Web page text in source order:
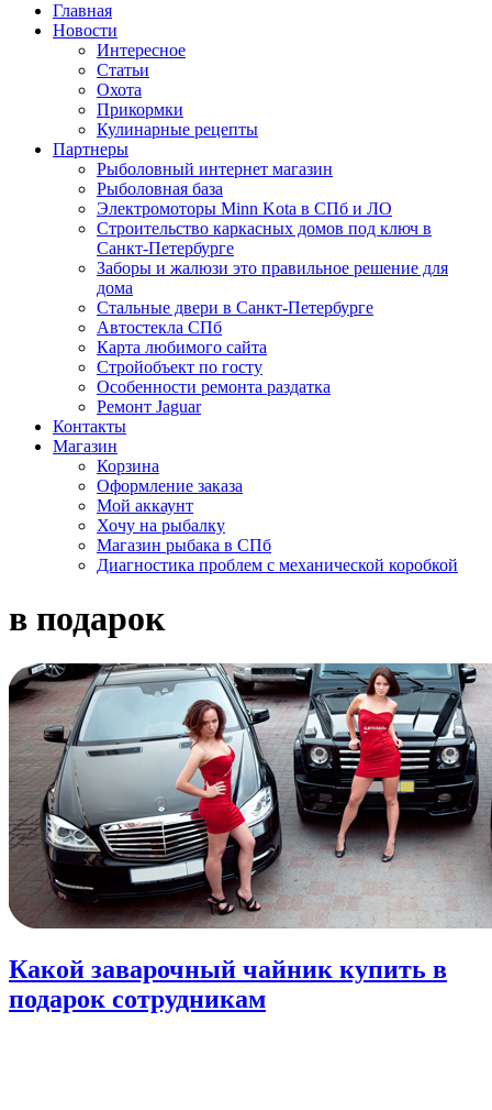
Главная
Новости
Интересное
Статьи
Охота
Прикормки
Кулинарные рецепты
Партнеры
Рыболовный интернет магазин
Рыболовная база
Электромоторы Minn Kota в СПб и ЛО
Строительство каркасных домов под ключ в
Санкт-Петербурге
Заборы и жалюзи это правильное решение для
дома
Стальные двери в Санкт-Петербурге
Автостекла СПб
Карта любимого сайта
Стройобъект по госту
Особенности ремонта раздатка
Ремонт Jaguar
Контакты
Магазин
Корзина
Оформление заказа
Мой аккаунт
Хочу на рыбалку
Магазин рыбака в СПб
Диагностика проблем с механической коробкой
в подарок
Какой заварочный чайник купить в
подарок сотрудникам